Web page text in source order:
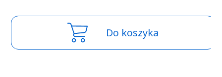
Do koszyka